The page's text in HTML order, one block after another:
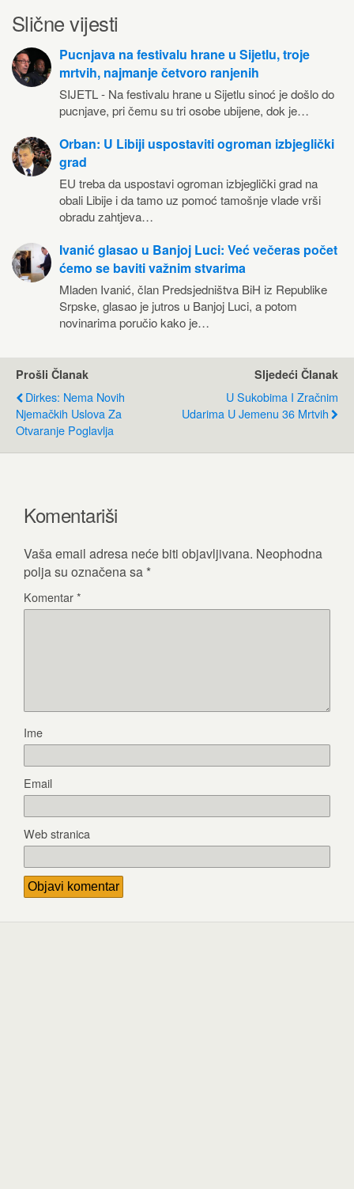
Slične vijesti
Pucnjava na festivalu hrane u Sijetlu, troje
mrtvih, najmanje četvoro ranjenih
SIJETL - Na festivalu hrane u Sijetlu sinoć je došlo do
pucnjave, pri čemu su tri osobe ubijene, dok je…
Orban: U Libiji uspostaviti ogroman izbjeglički
grad
EU treba da uspostavi ogroman izbjeglički grad na
obali Libije i da tamo uz pomoć tamošnje vlade vrši
obradu zahtjeva…
Ivanić glasao u Banjoj Luci: Već večeras počet
ćemo se baviti važnim stvarima
Mladen Ivanić, član Predsjedništva BiH iz Republike
Srpske, glasao je jutros u Banjoj Luci, a potom
novinarima poručio kako je…
Prošli Članak
Dirkes: Nema Novih
Njemačkih Uslova Za
Otvaranje Poglavlja
Sljedeći Članak
U Sukobima I Zračnim
Udarima U Jemenu 36 Mrtvih
Komentariši
Vaša email adresa neće biti objavljivana. Neophodna
polja su označena sa *
Komentar*
Ime
Email
Web stranica